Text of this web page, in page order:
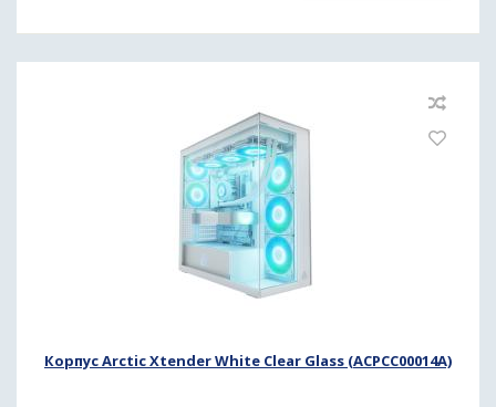
Корпус Arctic Xtender White Clear Glass (ACPCC00014A)